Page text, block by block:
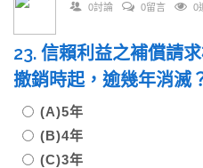
0討論 0留言 0
23. 信賴利益之補償請
撤銷時起，逾幾年消滅
(A)5年
(B)4年
(C)3年